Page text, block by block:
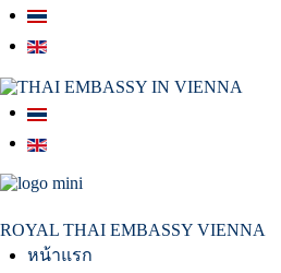
ROYAL THAI EMBASSY VIENNA
หน้าแรก